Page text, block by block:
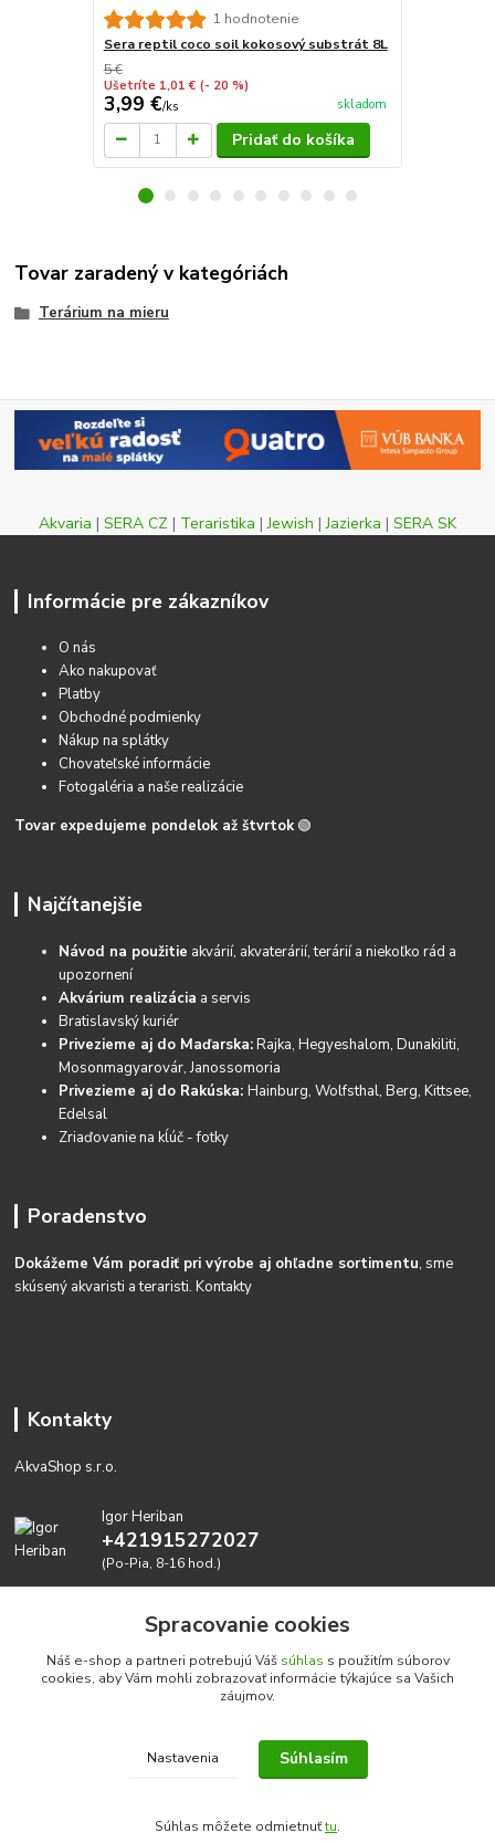
1 hodnotenie
Sera reptil coco soil kokosový substrát 8L
5 €
Ušetríte 1,01 € (- 20 %)
3,99 €/ks skladom
Pridať do košíka
Tovar zaradený v kategóriách
Terárium na mieru
Akvaria | SERA CZ | Teraristika |Jewish |Jazierka | SERA SK
Informácie pre zákazníkov
O nás
Ako nakupovať
Platby
Obchodné podmienky
Nákup na splátky
Chovateľské informácie
Fotogaléria a naše realizácie
Tovar expedujeme pondelok až štvrtok 🟢
Najčítanejšie
Návod na použitie akvárií, akvaterárií, terárií a niekoľko rád a
upozornení
Akvárium realizácia a servis
Bratislavský kuriér
Privezieme aj do Maďarska:Rajka, Hegyeshalom, Dunakiliti,
Mosonmagyarovár, Janossomoria
Privezieme aj do Rakúska:Hainburg, Wolfsthal, Berg, Kittsee,
Edelsal
Zriaďovanie na kĺúč - fotky
Poradenstvo
Dokážeme Vám poradiť pri výrobe aj ohľadne sortimentu, sme
skúsený akvaristi a teraristi.Kontakty
Kontakty
AkvaShop s.r.o.
Igor Heriban
+421915272027
(Po-Pia, 8-16 hod.)
Realizujeme prírodné akvária: AkvaShop s.r.o. • IBAN:
SK3911000000002947087849
Spracovanie cookies
Náš e-shop a partneri potrebujú Váš súhlas s použitím súborov
cookies, aby Vám mohli zobrazovať informácie týkajúce sa Vašich
záujmov.
Nastavenia Súhlasím
Súhlas môžete odmietnuťtu.